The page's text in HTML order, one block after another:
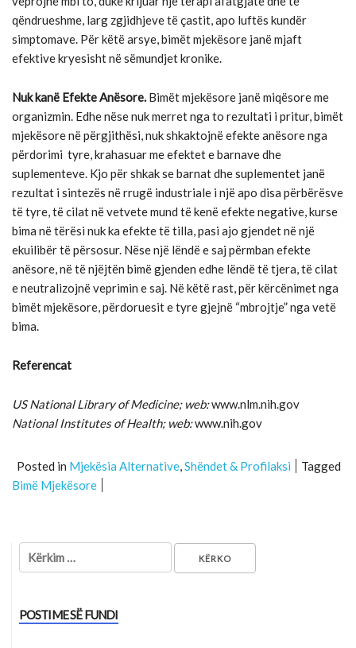
qëndrueshme, larg zgjidhjeve të çastit, apo luftës kundër
simptomave. Për këtë arsye, bimët mjekësore janë mjaft
efektive kryesisht në sëmundjet kronike.
Nuk kanë Efekte Anësore. Bimët mjekësore janë miqësore me
organizmin. Edhe nëse nuk merret nga to rezultati i pritur, bimët
mjekësore në përgjithësi, nuk shkaktojnë efekte anësore nga
përdorimi tyre, krahasuar me efektet e barnave dhe
suplementeve. Kjo për shkak se barnat dhe suplementet janë
rezultat i sintezës në rrugë industriale i një apo disa përbërësve
të tyre, të cilat në vetvete mund të kenë efekte negative, kurse
bima në tërësi nuk ka efekte të tilla, pasi ajo gjendet në një
ekuilibër të përsosur. Nëse një lëndë e saj përmban efekte
anësore, në të njëjtën bimë gjenden edhe lëndë të tjera, të cilat
e neutralizojnë veprimin e saj. Në këtë rast, për kërcënimet nga
bimët mjekësore, përdoruesit e tyre gjejnë “mbrojtje” nga vetë
bima.
Referencat
US National Library of Medicine; web:www.nlm.nih.gov
National Institutes of Health; web:www.nih.gov
Posted in Mjekësia Alternative,Shëndet & Profilaksi
Tagged
Bimë Mjekësore
Kërko për:
POSTIME SË FUNDI